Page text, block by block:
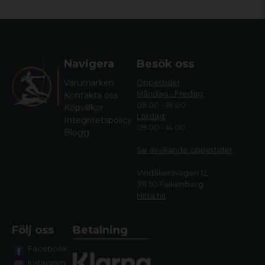
Navigera
Varumärken
Kontakta oss
Köpvillkor
Integritetspolicy
Blogg
Besök oss
Öppettider
Måndag - Fredag:
09.00 - 18.00
Lördag:
09.00 - 14.00
Se avvikande öppettider
Vindåkersvägen 12,
311 50 Falkenberg
Hitta hit
Följ oss
Facebook
Instagram
Betalning